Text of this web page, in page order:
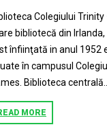
Colegiului
bibliotecă din
înfiinţată in anul 1952
în campusul
Biblioteca centrală...
MORE